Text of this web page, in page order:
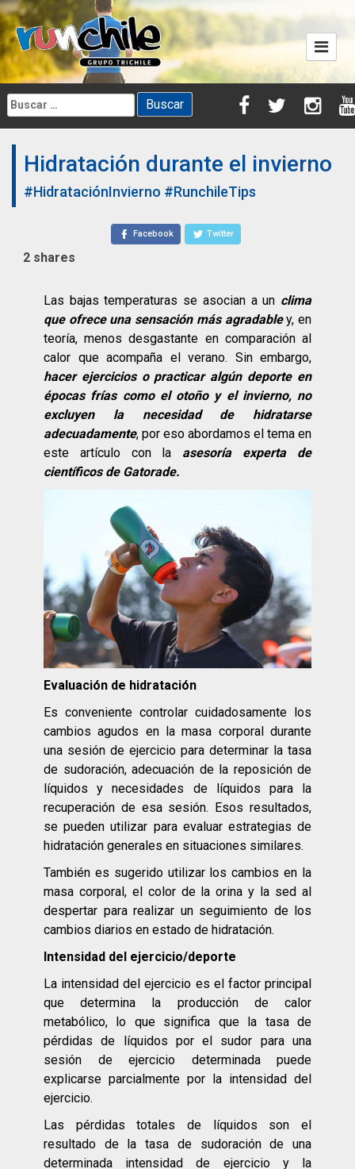
Skip
to
content
Buscar:
Hidratación durante el invierno
#HidrataciónInvierno #RunchileTips
Facebook Twitter
2 shares
Las bajas temperaturas se asocian a un clima
que ofrece una sensación más agradable y, en
teoría, menos desgastante en comparación al
calor que acompaña el verano. Sin embargo,
hacer ejercicios o practicar algún deporte en
épocas frías como el otoño y el invierno, no
excluyen la necesidad de hidratarse
adecuadamente, por eso abordamos el tema en
este artículo con la asesoría experta de
científicos de Gatorade.
Evaluación de hidratación
Es conveniente controlar cuidadosamente los
cambios agudos en la masa corporal durante
una sesión de ejercicio para determinar la tasa
de sudoración, adecuación de la reposición de
líquidos y necesidades de líquidos para la
recuperación de esa sesión. Esos resultados,
se pueden utilizar para evaluar estrategias de
hidratación generales en situaciones similares.
También es sugerido utilizar los cambios en la
masa corporal, el color de la orina y la sed al
despertar para realizar un seguimiento de los
cambios diarios en estado de hidratación.
Intensidad del ejercicio/deporte
La intensidad del ejercicio es el factor principal
que determina la producción de calor
metabólico, lo que significa que la tasa de
pérdidas de líquidos por el sudor para una
sesión de ejercicio determinada puede
explicarse parcialmente por la intensidad del
ejercicio.
Las pérdidas totales de líquidos son el
resultado de la tasa de sudoración de una
determinada intensidad de ejercicio y la